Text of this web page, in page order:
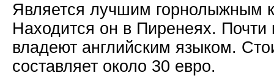
Является лучшим горнолыжным
Находится он в Пиренеях. Почти
владеют английским языком.
составляет около 30 евро.